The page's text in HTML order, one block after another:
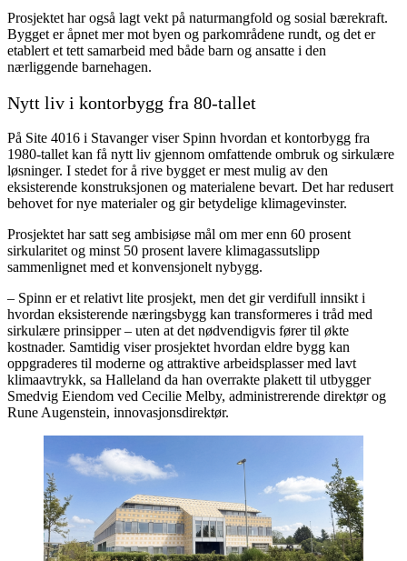
Prosjektet har også lagt vekt på naturmangfold og sosial bærekraft.
Bygget er åpnet mer mot byen og parkområdene rundt, og det er
etablert et tett samarbeid med både barn og ansatte i den
nærliggende barnehagen.
Nytt liv i kontorbygg fra 80-tallet
På Site 4016 i Stavanger viser Spinn hvordan et kontorbygg fra
1980-tallet kan få nytt liv gjennom omfattende ombruk og sirkulære
løsninger. I stedet for å rive bygget er mest mulig av den
eksisterende konstruksjonen og materialene bevart. Det har redusert
behovet for nye materialer og gir betydelige klimagevinster.
Prosjektet har satt seg ambisiøse mål om mer enn 60 prosent
sirkularitet og minst 50 prosent lavere klimagassutslipp
sammenlignet med et konvensjonelt nybygg.
– Spinn er et relativt lite prosjekt, men det gir verdifull innsikt i
hvordan eksisterende næringsbygg kan transformeres i tråd med
sirkulære prinsipper – uten at det nødvendigvis fører til økte
kostnader. Samtidig viser prosjektet hvordan eldre bygg kan
oppgraderes til moderne og attraktive arbeidsplasser med lavt
klimaavtrykk, sa Halleland da han overrakte plakett til utbygger
Smedvig Eiendom ved Cecilie Melby, administrerende direktør og
Rune Augenstein, innovasjonsdirektør.